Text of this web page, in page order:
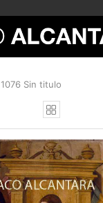
1076 Sin titulo